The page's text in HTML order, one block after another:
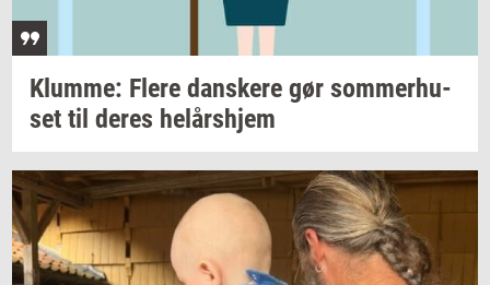
Klum­me: Flere dan­ske­re gør som­mer­hu­
set til deres helårs­hjem